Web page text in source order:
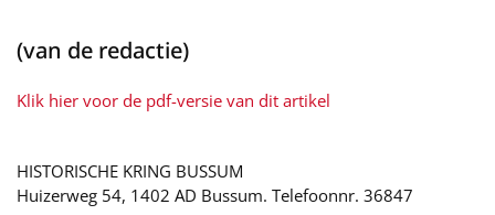
(van de redactie)
Klik hier voor de pdf-versie van dit artikel
HISTORISCHE KRING BUSSUM
Huizerweg 54, 1402 AD Bussum. Telefoonnr. 36847